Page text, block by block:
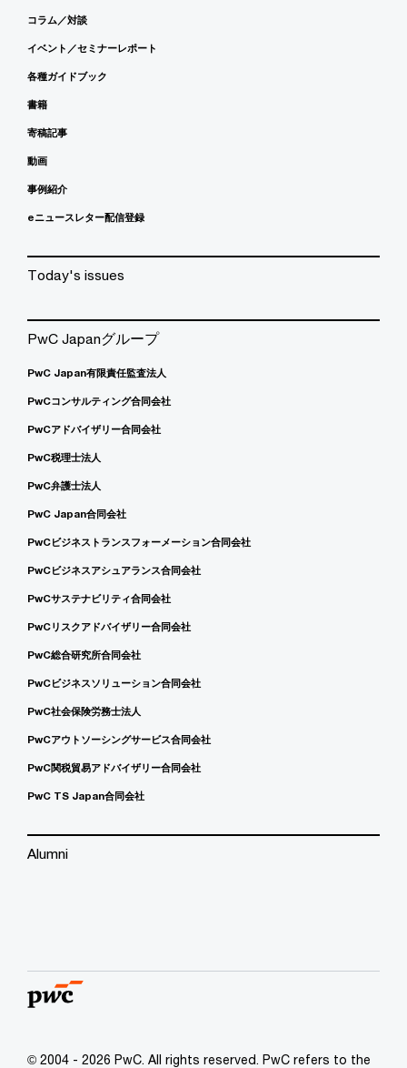
コラム／対談
イベント／セミナーレポート
各種ガイドブック
書籍
寄稿記事
動画
事例紹介
eニュースレター配信登録
Today's issues
PwC Japanグループ
PwC Japan有限責任監査法人
PwCコンサルティング合同会社
PwCアドバイザリー合同会社
PwC税理士法人
PwC弁護士法人
PwC Japan合同会社
PwCビジネストランスフォーメーション合同会社
PwCビジネスアシュアランス合同会社
PwCサステナビリティ合同会社
PwCリスクアドバイザリー合同会社
PwC総合研究所合同会社
PwCビジネスソリューション合同会社
PwC社会保険労務士法人
PwCアウトソーシングサービス合同会社
PwC関税貿易アドバイザリー合同会社
PwC TS Japan合同会社
Alumni
© 2004 - 2026 PwC. All rights reserved. PwC refers to the